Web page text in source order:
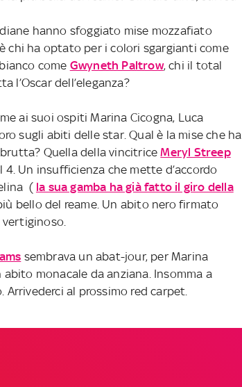
hanno sfoggiato mise mozzafiato
chi ha optato per i colori sgargianti come
come Gwyneth Paltrow, chi il total
l’Oscar dell’eleganza?
ai suoi ospiti Marina Cicogna, Luca
sugli abiti delle star. Qual è la mise che ha
Quella della vincitriceMeryl Streep
Un insufficienza che mette d’accordo
( la sua gamba ha già fatto il giro della
bello del reame. Un abito nero firmato
sembrava un abat-jour, per Marina
monacale da anziana. Insomma a
al prossimo red carpet.